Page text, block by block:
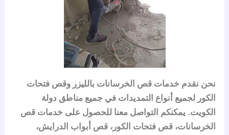
نحن نقدم خدماتقص الخرسانات بالليزر وقص فتحات
الكور لجميع أنواع التمديدات في جميع مناطق دولة
الكويت. يمكنكم التواصل معنا للحصول على خدماتقص
الخرسانات، قص فتحات الكور، قص أبواب الدرايش،